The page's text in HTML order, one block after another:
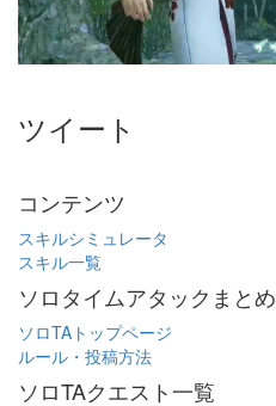
ツイート
コンテンツ
スキルシミュレータ
スキル一覧
ソロタイムアタックまとめ
ソロTAトップページ
ルール・投稿方法
ソロTAクエスト一覧